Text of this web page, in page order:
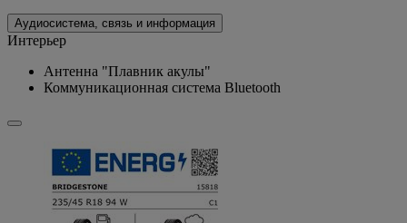
Аудиосистема, связь и информация
Интерьер
Антенна "Плавник акулы"
Коммуникационная система Bluetooth